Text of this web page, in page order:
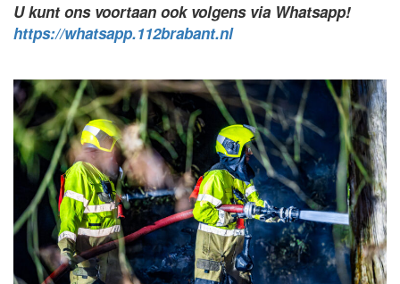
U kunt ons voortaan ook volgens via Whatsapp!
https://whatsapp.112brabant.nl